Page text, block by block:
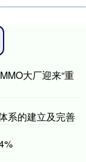
大厂迎来“重
系的建立及完善